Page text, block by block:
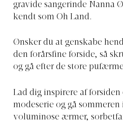
gravide sangerinde Nanna
kendt som Oh Land.
Ønsker du at genskabe
den forårsfine forside, så
og gå efter de store
Lad dig inspirere af
modeserie og gå
voluminøse ærmer,